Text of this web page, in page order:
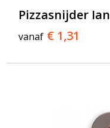
Pizzasnijder Ian
vanaf € 1,31